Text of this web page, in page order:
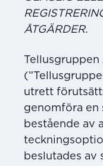
ÅTGÄRDER.
utrett
genomföra en
bestående av
beslutades av